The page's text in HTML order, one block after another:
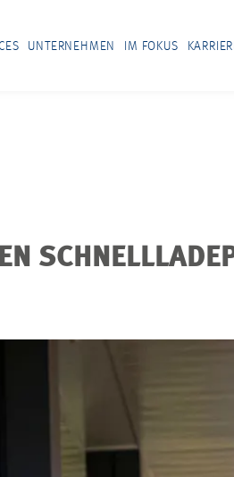
UNTERNEHMEN IM FOKUS